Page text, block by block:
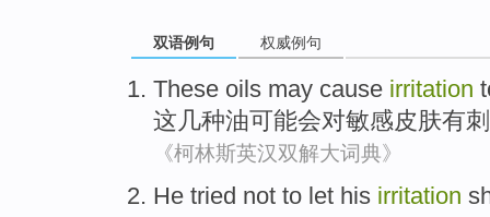
双语例句 权威例句
These oils may cause irritation
这 几种油可能会对敏感皮肤有
《柯林斯英汉双解大词典》
He tried not to let his irritation